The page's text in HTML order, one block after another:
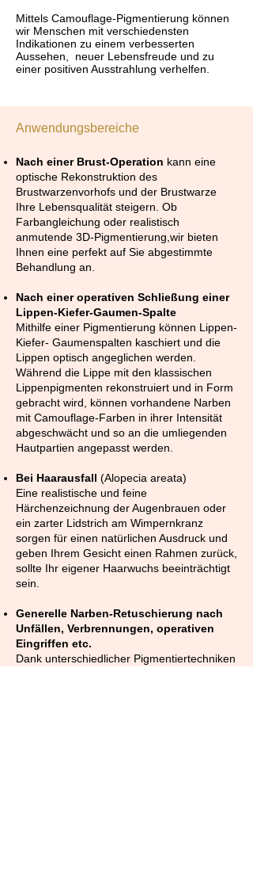
Mittels Camouflage-Pigmentierung können
wir Menschen mit verschiedensten
Indikationen zu einem verbesserten
Aussehen, neuer Lebensfreude und zu
einer positiven Ausstrahlung verhelfen.
Anwendungsbereiche
Nach einer Brust-Operation kann eine
optische Rekonstruktion des
Brustwarzenvorhofs und der Brustwarze
Ihre Lebensqualität steigern. Ob
Farbangleichung oder realistisch
anmutende 3D-Pigmentierung,wir bieten
Ihnen eine perfekt auf Sie abgestimmte
Behandlung an.
Nach einer operativen Schließung einer
Lippen-Kiefer-Gaumen-Spalte
Mithilfe einer Pigmentierung können Lippen-
Kiefer- Gaumenspalten kaschiert und die
Lippen optisch angeglichen werden.
Während die Lippe mit den klassischen
Lippenpigmenten rekonstruiert und in Form
gebracht wird, können vorhandene Narben
mit Camouflage-Farben in ihrer Intensität
abgeschwächt und so an die umliegenden
Hautpartien angepasst werden.
Bei Haarausfall (Alopecia areata)
Eine realistische und feine
Härchenzeichnung der Augenbrauen oder
ein zarter Lidstrich am Wimpernkranz
sorgen für einen natürlichen Ausdruck und
geben Ihrem Gesicht einen Rahmen zurück,
sollte Ihr eigener Haarwuchs beeinträchtigt
sein.
Generelle Narben-Retuschierung nach
Unfällen, Verbrennungen, operativen
Eingriffen etc.
Dank unterschiedlicher Pigmentiertechniken